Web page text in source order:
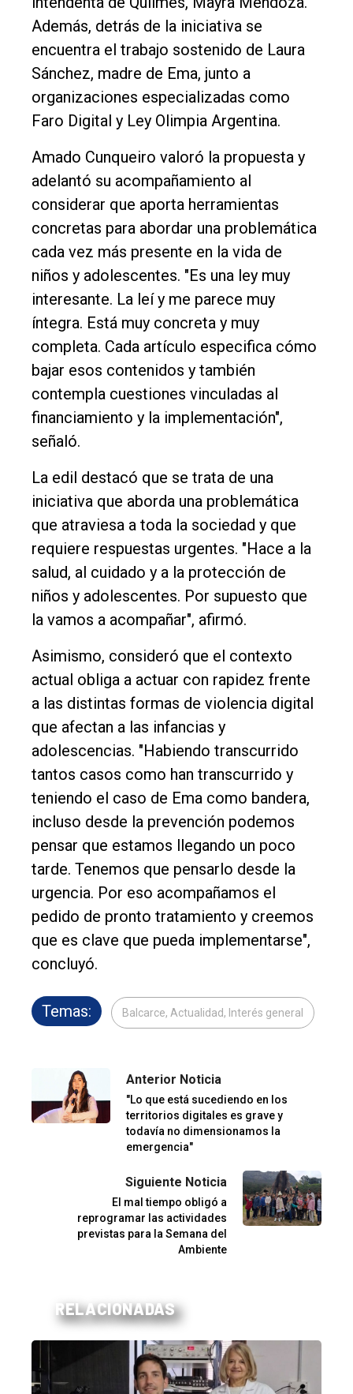
Además, detrás de la iniciativa se
encuentra el trabajo sostenido de Laura
Sánchez, madre de Ema, junto a
organizaciones especializadas como
Faro Digital y Ley Olimpia Argentina.
Amado Cunqueiro valoró la propuesta y
adelantó su acompañamiento al
considerar que aporta herramientas
concretas para abordar una problemática
cada vez más presente en la vida de
niños y adolescentes. "Es una ley muy
interesante. La leí y me parece muy
íntegra. Está muy concreta y muy
completa. Cada artículo especifica cómo
bajar esos contenidos y también
contempla cuestiones vinculadas al
financiamiento y la implementación",
señaló.
La edil destacó que se trata de una
iniciativa que aborda una problemática
que atraviesa a toda la sociedad y que
requiere respuestas urgentes. "Hace a la
salud, al cuidado y a la protección de
niños y adolescentes. Por supuesto que
la vamos a acompañar", afirmó.
Asimismo, consideró que el contexto
actual obliga a actuar con rapidez frente
a las distintas formas de violencia digital
que afectan a las infancias y
adolescencias. "Habiendo transcurrido
tantos casos como han transcurrido y
teniendo el caso de Ema como bandera,
incluso desde la prevención podemos
pensar que estamos llegando un poco
tarde. Tenemos que pensarlo desde la
urgencia. Por eso acompañamos el
pedido de pronto tratamiento y creemos
que es clave que pueda implementarse",
concluyó.
Temas: Balcarce, Actualidad, Interés general
Anterior Noticia
"Lo que está sucediendo en los
territorios digitales es grave y
todavía no dimensionamos la
emergencia"
Siguiente Noticia
El mal tiempo obligó a
reprogramar las actividades
previstas para la Semana del
Ambiente
RELACIONADAS